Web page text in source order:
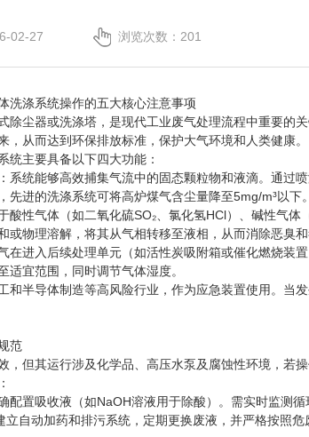
02-27 浏览次数：201
洗涤系统操作的五大核心注意事项
除尘器或洗涤塔，是现代工业废气处理流程中重要的
，从而达到环保排放标准，保护大气环境和人类健康。
统主要具备以下四大功能：
系统能够高效捕集气流中的固态颗粒物和液滴。通过
先进的洗涤系统可将高炉煤气含尘量降至5mg/m³以下
酸性气体（如二氧化硫SO₂、氯化氢HCl）、碱性气
或物理溶解，将其从气相转移至液相，从而消除恶臭
在进入后续处理单元（如活性炭吸附箱或催化燃烧装
适宜范围，同时调节气体湿度。
和半导体制造等高风险行业，作为应急装置使用。当
范
，但其运行涉及化学品、高压水泵及腐蚀性环境，若
配置吸收液（如NaOH溶液用于除酸）。需实时监测
立自动加药和排污系统，定期更换废液，并严格按照